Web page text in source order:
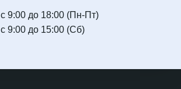
с 9:00 до 18:00 (Пн-Пт)
с 9:00 до 15:00 (Сб)